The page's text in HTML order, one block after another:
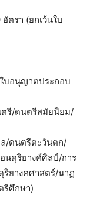
ตรา (ยกเว้นใบ
บอนุญาตประกอบ
รี/ดนตรีสมัยนิยม/
/ดนตรีตะวันตก/
นดุริยางค์ศิลป์/การ
ยางคศาสตร์/นาฏ
รีศึกษา)